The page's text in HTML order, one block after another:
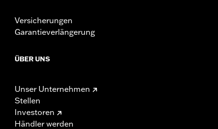
Versicherungen
Garantieverlängerung
ÜBER UNS
Unser Unternehmen
Stellen
Investoren
Händler werden